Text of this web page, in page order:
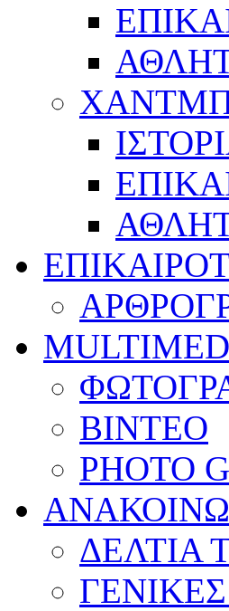
ΒΙΝΤΕΟ
PHOTO
ΔΕΛΤΙΑ